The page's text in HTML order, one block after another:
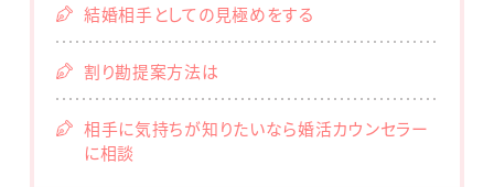
結婚相手としての見極めをする
割り勘提案方法は
相手に気持ちが知りたいなら婚活カウンセラー
に相談